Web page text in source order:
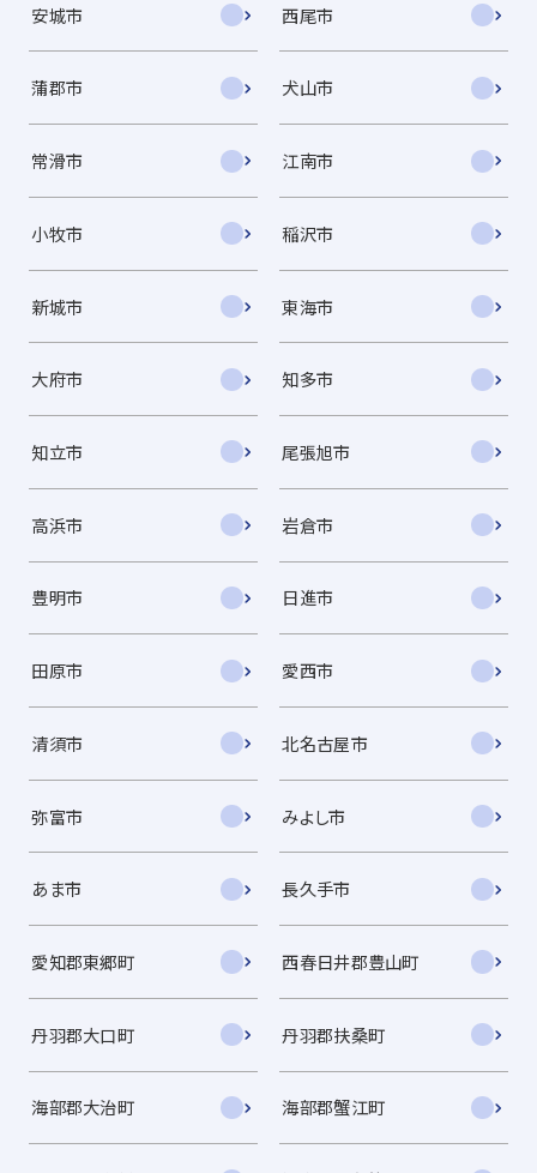
安城市 西尾市
蒲郡市 犬山市
常滑市 江南市
小牧市 稲沢市
新城市 東海市
大府市 知多市
知立市 尾張旭市
高浜市 岩倉市
豊明市 日進市
田原市 愛西市
清須市 北名古屋市
弥富市 みよし市
あま市 長久手市
愛知郡東郷町 西春日井郡豊山町
丹羽郡大口町 丹羽郡扶桑町
海部郡大治町 海部郡蟹江町